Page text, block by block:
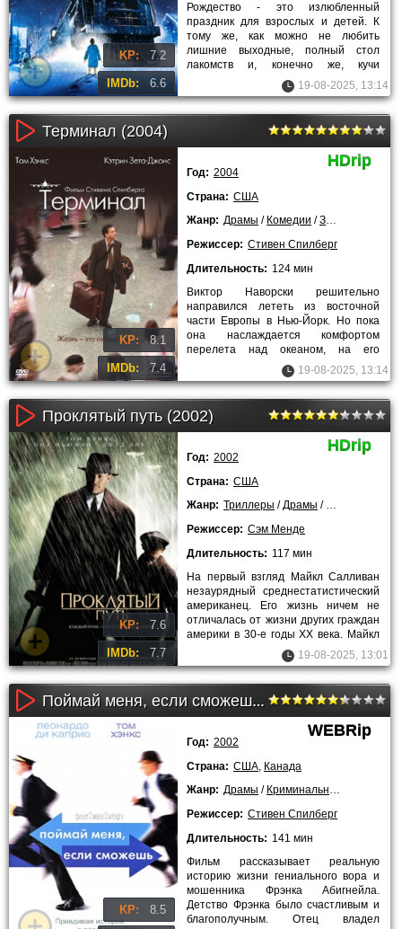
KP: 7.2
IMDb: 6.6
Рождество - это излюбленный
праздник для взрослых и детей. К
тому же, как можно не любить
лишние выходные, полный стол
лакомств и, конечно же, кучи
подарков. Дети с нетерпением
ожидают
19-08-2025, 13:14
Терминал (2004)
KP: 8.1
IMDb: 7.4
HDrip
Год: 2004
Страна: США
Жанр: Драмы / Комедии /Зарубежные
Режиссер: Стивен Спилберг
Длительность: 124 мин
Виктор Наворски решительно
направился лететь из восточной
части Европы в Нью-Йорк. Но пока
она наслаждается комфортом
перелета над океаном, на его
родине происходит государственный
19-08-2025, 13:14
Проклятый путь (2002)
KP: 7.6
IMDb: 7.7
HDrip
Год: 2002
Страна: США
Жанр: Триллеры /Драмы / Криминальные
Режиссер: Сэм Менде
Длительность: 117 мин
На первый взгляд Майкл Салливан
незаурядный среднестатистический
американец. Его жизнь ничем не
отличалась от жизни других граждан
америки в 30-е годы ХХ века. Майкл
любящий отец примерный19-08-2025, 13:01
Поймай меня, если сможешь (2003)
KP: 8.5
WEBRip
Год: 2002
Страна: США Канада
Жанр: Драмы / Криминальные
Режиссер: Стивен Спилберг
Длительность: 141 мин
Фильм рассказывает реальную
историю жизни гениального вора и
мошенника Фрэнка Абигнейла.
Детство Фрэнка было счастливым и
благополучным. Отец владел